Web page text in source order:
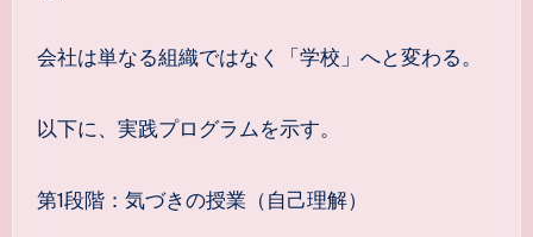
会社は単なる組織ではなく「学校」へと変わる。
以下に、実践プログラムを示す。
第1段階：気づきの授業（自己理解）